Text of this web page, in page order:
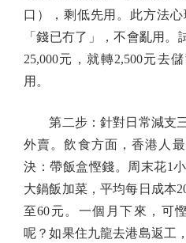
口），剩低先用。此方法
「錢已冇了」，不會亂用。
25,000元，就轉2,500元去
用。
第二步：針對日常減支
外賣。飲食方面，香港人
決：帶飯盒慳錢。周末花1
大鍋飯加菜，平均每日成本
至60元。一個月下來，可
呢？如果住九龍去港島返工